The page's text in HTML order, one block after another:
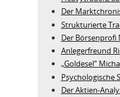
Der
Strukturierte
Der Börsenprofi
Anlegerfreund
„Goldesel“
Psychologische
Der Aktien-